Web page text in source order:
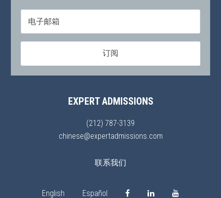
EXPERT ADMISSIONS
(212) 787-3139
chinese@expertadmissions.com
联系我们
English Español